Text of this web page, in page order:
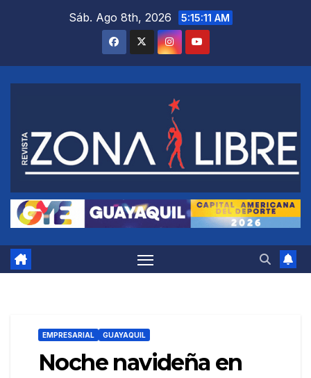
Sáb. Ago 8th, 2026 5:15:12 AM
EMPRESARIAL GUAYAQUIL
Noche navideña en